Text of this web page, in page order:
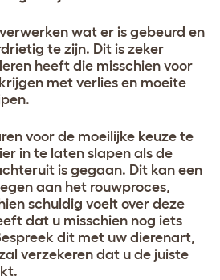
wat er is gebeurd en
te zijn. Dit is zeker
heeft die misschien voor
met verlies en moeite
voor de moeilijke keuze te
in te laten slapen als de
is gegaan. Dit kan een
aan het rouwproces,
schuldig voelt over deze
dat u misschien nog iets
dit met uw dierenart,
verzekeren dat u de juiste